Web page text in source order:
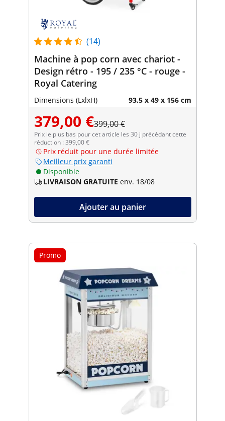
(14)
Machine à pop corn avec chariot -
Design rétro - 195 / 235 °C - rouge -
Royal Catering
Dimensions (LxlxH) 93.5 x 49 x 156 cm
379,00 €399,00 €
Prix le plus bas pour cet article les 30 j précédant cette
réduction : 399,00 €
Prix réduit pour une durée limitée
Meilleur prix garanti
Disponible
LIVRAISON GRATUITE env. 18/08
Ajouter au panier
Promo